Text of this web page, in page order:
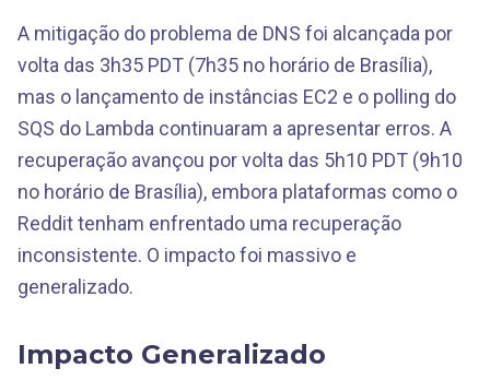
A mitigação do problema de DNS foi alcançada por
volta das 3h35 PDT (7h35 no horário de Brasília),
mas o lançamento de instâncias EC2 e o polling do
SQS do Lambda continuaram a apresentar erros. A
recuperação avançou por volta das 5h10 PDT (9h10
no horário de Brasília), embora plataformas como o
Reddit tenham enfrentado uma recuperação
inconsistente. O impacto foi massivo e
generalizado.
Impacto Generalizado